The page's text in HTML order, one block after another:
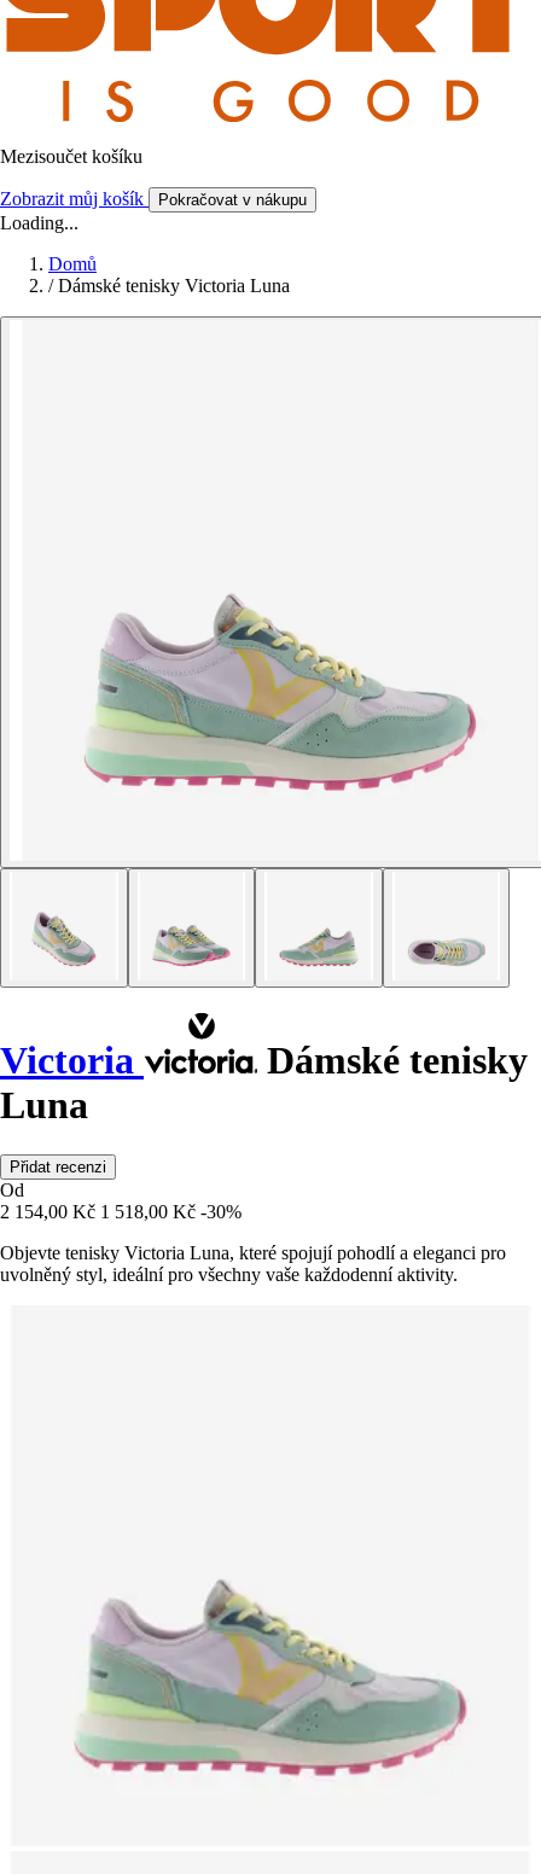
Mezisoučet košíku
Zobrazit můj košík Pokračovat v nákupu
Loading...
Domů
/ Dámské tenisky Victoria Luna
Victoria
Dámské tenisky
Luna
Přidat recenzi
Od
2 154,00 Kč 1 518,00 Kč -30%
Objevte tenisky Victoria Luna, které spojují pohodlí a eleganci pro
uvolněný styl, ideální pro všechny vaše každodenní aktivity.